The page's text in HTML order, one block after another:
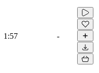
1:57 -